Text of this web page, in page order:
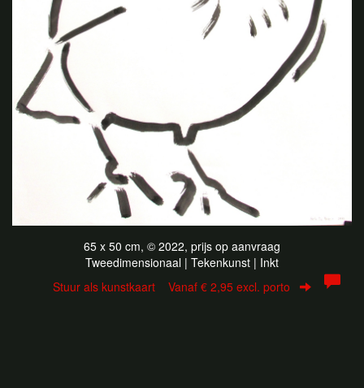
65 x 50 cm, © 2022, prijs op aanvraag
Tweedimensionaal | Tekenkunst | Inkt
Stuur als kunstkaart Vanaf € 2,95 excl. porto